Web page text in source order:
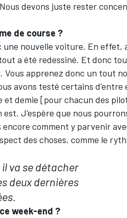
devons juste rester
de course ?
une nouvelle voiture. En effet,
a été redessiné. Et donc
apprenez donc un tout
avons testé certains d'entre
et demie [pour chacun des
J'espère que nous
comment y parvenir
des choses, comme le
va se détacher
deux dernières
week-end ?